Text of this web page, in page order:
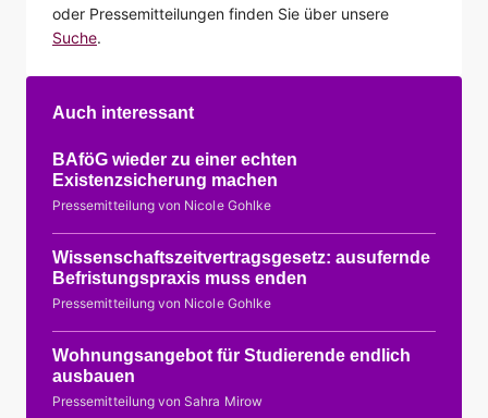
oder Pressemitteilungen finden Sie über unsere
Suche.
Auch interessant
BAföG wieder zu einer echten
Existenzsicherung machen
Pressemitteilung von Nicole Gohlke
Wissenschaftszeitvertragsgesetz: ausufernde
Befristungspraxis muss enden
Pressemitteilung von Nicole Gohlke
Wohnungsangebot für Studierende endlich
ausbauen
Pressemitteilung von Sahra Mirow